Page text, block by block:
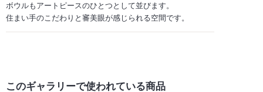
ボウルもアートピースのひとつとして並びます。
住まい手のこだわりと審美眼が感じられる空間です。
このギャラリーで使われている商品